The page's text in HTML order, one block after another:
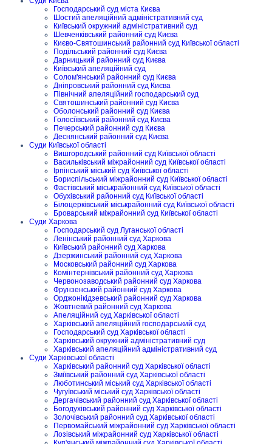
Господарський суд міста Києва
Шостий апеляційний адміністративний суд
Київський окружний адміністративний суд
Шевченківський районний суд Києва
Києво-Святошинський районний суд Київської області
Подільський районний суд Києва
Дарницький районний суд Києва
Київський апеляційний суд
Солом'янський районний суд Києва
Дніпровський районний суд Києва
Північний апеляційний господарський суд
Святошинський районний суд Києва
Оболонський районний суд Києва
Голосіївський районний суд Києва
Печерський районний суд Києва
Деснянський районний суд Києва
Суди Київської області
Вишгородський районний суд Київської області
Васильківський міжрайонний суд Київської області
Ірпінський міський суд Київської області
Бориспільський міжрайонний суд Київської області
Фастівський міськрайонний суд Київської області
Обухівський районний суд Київської області
Білоцерківський міськрайонний суд Київської області
Броварський міжрайонний суд Київської області
Суди Харкова
Господарський суд Луганської області
Ленінський районний суд Харкова
Київський районний суд Харкова
Дзержинський районний суд Харкова
Московський районний суд Харкова
Комінтернівський районний суд Харкова
Червонозаводський районний суд Харкова
Фрунзенський районний суд Харкова
Орджонікідзевський районний суд Харкова
Жовтневий районний суд Харкова
Апеляційний суд Харківської області
Харківський апеляційний господарський суд
Господарський суд Харківської області
Харківський окружний адміністративний суд
Харківський апеляційний адміністративний суд
Суди Харківської області
Харківський районний суд Харківської області
Зміївський районний суд Харківської області
Люботинський міський суд Харківської області
Чугуївський міський суд Харківської області
Дергачівський районний суд Харківської області
Богодухівський районний суд Харківської області
Золочівський районний суд Харківської області
Первомайський міжрайонний суд Харківської області
Лозівський міжрайонний суд Харківської області